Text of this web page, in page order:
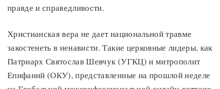
правде и справедливости.
Христианская вера не дает национальной травме
закостенеть в ненависти. Такие церковные лидеры, как
Патриарх Святослав Шевчук (УГКЦ) и митрополит
Епифаний (ОКУ), представленные на прошлой неделе